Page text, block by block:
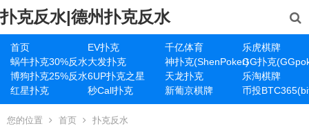
扑克反水|德州扑克反水
首页 EV扑克 千亿体育
乐虎棋牌
蜗牛扑克30%反水大发扑克 神扑克(ShenPoker)GG扑克
博狗扑克25%反水6UP扑克之星 天龙扑克
乐淘棋牌
红星扑克
秒Call扑克 新葡京棋牌 币投
您的位置 首页 扑克反水